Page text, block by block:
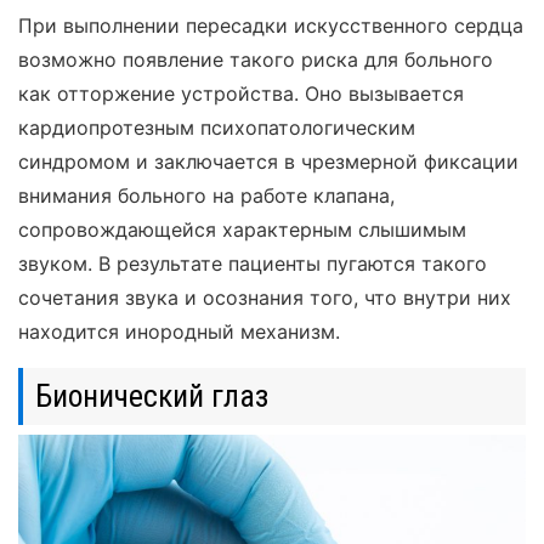
При выполнении пересадки искусственного сердца
возможно появление такого риска для больного
как отторжение устройства. Оно вызывается
кардиопротезным психопатологическим
синдромом и заключается в чрезмерной фиксации
внимания больного на работе клапана,
сопровождающейся характерным слышимым
звуком. В результате пациенты пугаются такого
сочетания звука и осознания того, что внутри них
находится инородный механизм.
Бионический глаз